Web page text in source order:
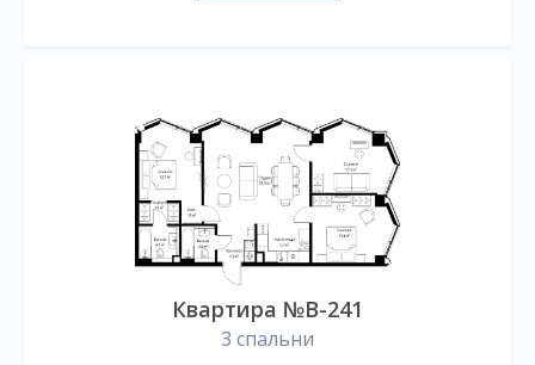
Квартира №B-241
3 спальни